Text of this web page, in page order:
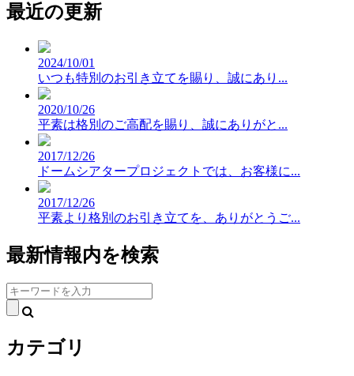
最近の更新
2024/10/01
いつも特別のお引き立てを賜り、誠にあり...
2020/10/26
平素は格別のご高配を賜り、誠にありがと...
2017/12/26
ドームシアタープロジェクトでは、お客様に...
2017/12/26
平素より格別のお引き立てを、ありがとうご...
最新情報内を検索
検
索:
カテゴリ